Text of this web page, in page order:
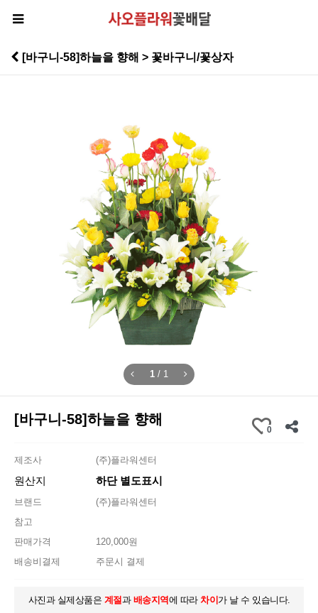
[바구니-58]하늘을 향해 > 꽃바구니/꽃상자
1 / 1
[바구니-58]하늘을 향해
0
제조사 (주)플라워센터
원산지 하단 별도표시
브랜드
(주)플라워센터
참고
판매가격
120,000원
배송비결제
주문시 결제
사진과 실제상품은 계절과 배송지역에 따라 차이 가 날 수 있습니다.